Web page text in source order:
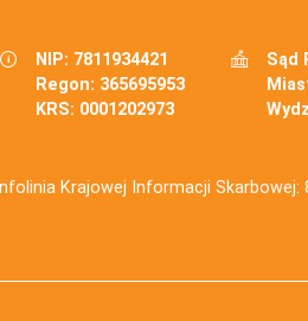
NIP: 7811934421
Regon: 365695953
KRS: 0001202973
Sąd
Infolinia Krajowej Informacji Skarbowej: